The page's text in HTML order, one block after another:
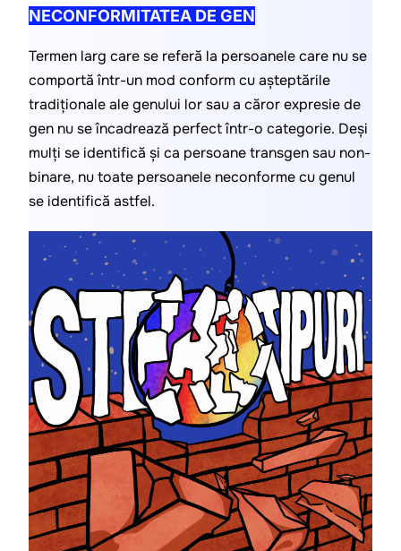
NECONFORMITATEA DE GEN
Termen larg care se referă la persoanele care nu se
comportă într-un mod conform cu așteptările
tradiționale ale genului lor sau a căror expresie de
gen nu se încadrează perfect într-o categorie. Deși
mulți se identifică și ca persoane transgen sau non-
binare, nu toate persoanele neconforme cu genul
se identifică astfel.